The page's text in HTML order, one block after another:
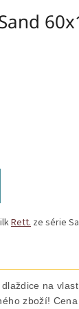
Rett. ze série
na
zboží!